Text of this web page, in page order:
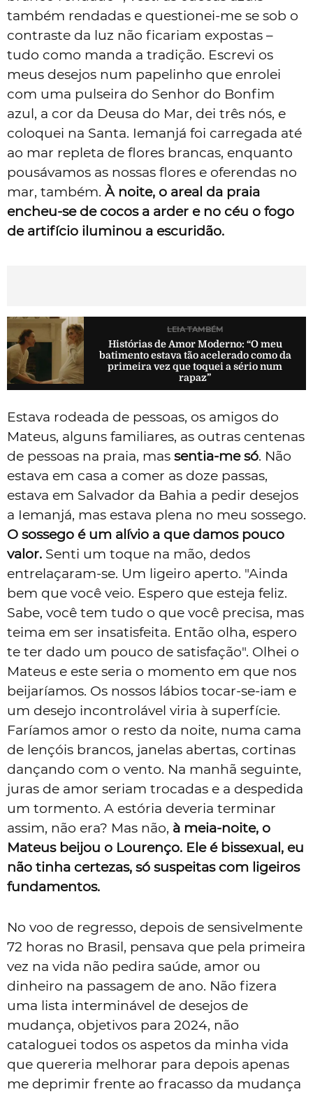
também rendadas e questionei-me se sob o
contraste da luz não ficariam expostas –
tudo como manda a tradição. Escrevi os
meus desejos num papelinho que enrolei
com uma pulseira do Senhor do Bonfim
azul, a cor da Deusa do Mar, dei três nós, e
coloquei na Santa. Iemanjá foi carregada até
ao mar repleta de flores brancas, enquanto
pousávamos as nossas flores e oferendas no
mar, também. À noite, o areal da praia
encheu-se de cocos a arder e no céu o fogo
de artifício iluminou a escuridão.
LEIA TAMBÉM
Histórias de Amor Moderno: “O meu
batimento estava tão acelerado como da
primeira vez que toquei a sério num
rapaz”
Estava rodeada de pessoas, os amigos do
Mateus, alguns familiares, as outras centenas
de pessoas na praia, mas sentia-me só. Não
estava em casa a comer as doze passas,
estava em Salvador da Bahia a pedir desejos
a Iemanjá, mas estava plena no meu sossego.
O sossego é um alívio a que damos pouco
valor. Senti um toque na mão, dedos
entrelaçaram-se. Um ligeiro aperto. "Ainda
bem que você veio. Espero que esteja feliz.
Sabe, você tem tudo o que você precisa, mas
teima em ser insatisfeita. Então olha, espero
te ter dado um pouco de satisfação". Olhei o
Mateus e este seria o momento em que nos
beijaríamos. Os nossos lábios tocar-se-iam e
um desejo incontrolável viria à superfície.
Faríamos amor o resto da noite, numa cama
de lençóis brancos, janelas abertas, cortinas
dançando com o vento. Na manhã seguinte,
juras de amor seriam trocadas e a despedida
um tormento. A estória deveria terminar
assim, não era? Mas não, à meia-noite, o
Mateus beijou o Lourenço. Ele é bissexual, eu
não tinha certezas, só suspeitas com ligeiros
fundamentos.
No voo de regresso, depois de sensivelmente
72 horas no Brasil, pensava que pela primeira
vez na vida não pedira saúde, amor ou
dinheiro na passagem de ano. Não fizera
uma lista interminável de desejos de
mudança, objetivos para 2024, não
cataloguei todos os aspetos da minha vida
que quereria melhorar para depois apenas
me deprimir frente ao fracasso da mudança